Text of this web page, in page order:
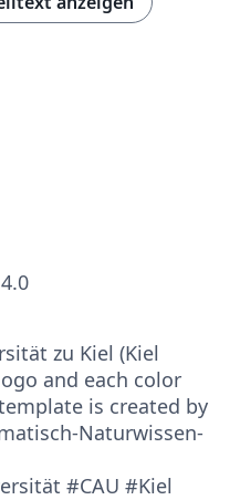
zu Kiel (Kiel
and each color
is created by
Naturwissen­
#CAU #Kiel